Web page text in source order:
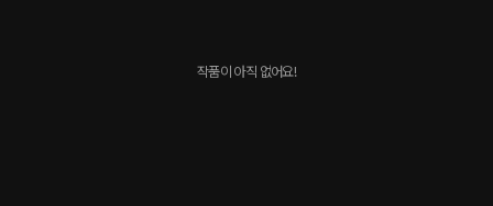
작품이 아직 없어요!